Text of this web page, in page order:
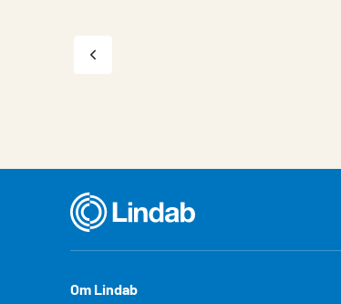
Om Lindab